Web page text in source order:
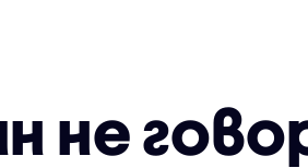
не